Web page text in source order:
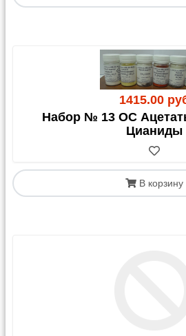
1415.00
Набор № 13 ОС
Цианиды
В корзину